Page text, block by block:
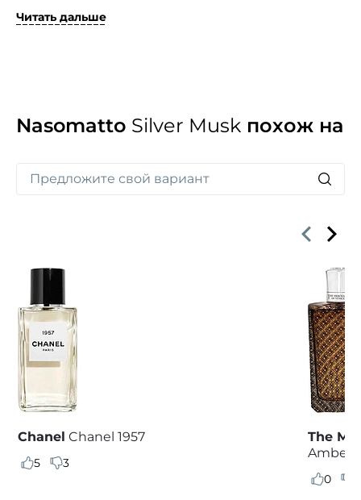
провоцирует его на поступки, вдохновляет
афродизиаков.
Читать дальше
Nasomatto Silver Musk похож на
Chanel Chanel 1957
5 3
The
Amber
0